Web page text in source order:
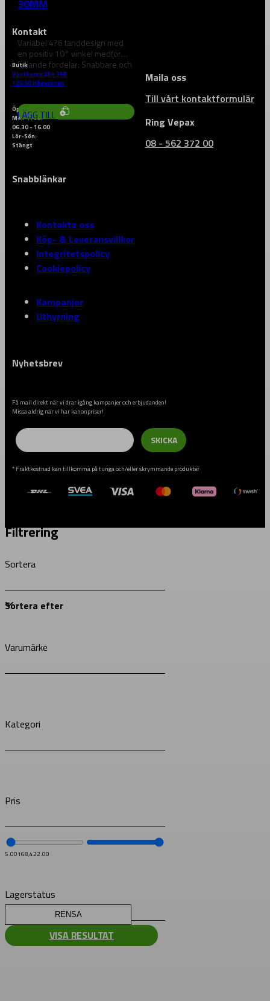
30MM
Variabel 4?6 tanddesign med
en positiv 10° vinkel medför
följande fördelar: Snabbare och
mer aggresiv…
139kr
LÄGG TILL
Kontakt
Butik
Västberga Allé 36B
126 30 Hägersten
Maila oss
Till vårt kontaktformulär
Öppettider
Mån-Fred:
06.30 - 16.00
Lör-Sön:
Stängt
Ring Vepax
08 - 562 372 00
Snabblänkar
Kontakta oss
Köp- & Leveransvillkor
Integritetspolicy
Cookiepolicy
Kampanjer
Uthyrning
Nyhetsbrev
Få mail direkt när vi drar igång kampanjer och erbjudanden!
Missa aldrig när vi har kanonpriser!
Email
SKICKA
* Fraktkostnad kan tillkomma på tunga och/eller skrymmande produkter
Filtrering
Sortera
Varumärke
Kategori
Pris
5.00168,422.00
Lagerstatus
RENSA
VISA RESULTAT